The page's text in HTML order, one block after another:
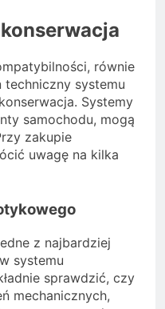
równie
systemu
Systemy
samochodu, mogą
zakupie
uwagę na kilka
z najbardziej
systemu
sprawdzić, czy
mechanicznych,